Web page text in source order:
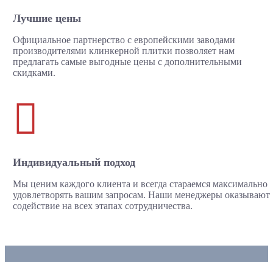
Лучшие цены
Официальное партнерство с европейскими заводами
производителями клинкерной плитки позволяет нам
предлагать самые выгодные цены с дополнительными
скидками.

Индивидуальный подход
Мы ценим каждого клиента и всегда стараемся максимально
удовлетворять вашим запросам. Наши менеджеры оказывают
содействие на всех этапах сотрудничества.